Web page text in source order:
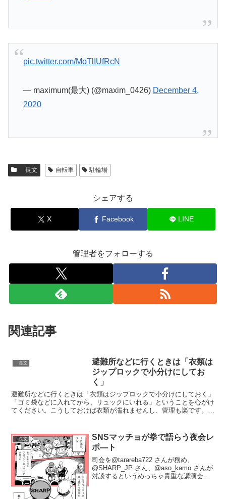
pic.twitter.com/MoTlIUfRcN
— maximum(最大) (@maxim_0426) December 4,
2020
長文 自転車 駐輪場
シェアする
X Facebook LINE
管理者をフォローする
関連記事
長文
避難所などに行くときは「衣類は
ジップロックで小分けにしてお
く」
避難所などに行くときは「衣類はジップロックで小分けにしておく」
「ゴミ袋などに入れてから、リュックにいれる」ということを心がけ
てください。こうしておけば衣類が濡れませんし、管理も楽です。
長文
SNSマッチョが拳で語らう夜会レ
ポ―ト
司会を@tarareba722 さんが務め、
@SHARP_JP さん、@aso_kamo さんが
対談するというめっちゃ貴重な講演会に